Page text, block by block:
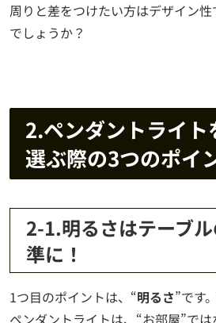
周りと差をつけたい方はデザイン
でしょうか？
2.ペンダントライト
選ぶ際の3つのポイ
2-1.明るさはテーブ
準に！
1つ目のポイントは、“明るさ”です
ペンダントライトは、“お部屋”で